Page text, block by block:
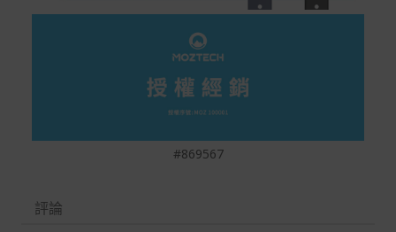
#869567
評論